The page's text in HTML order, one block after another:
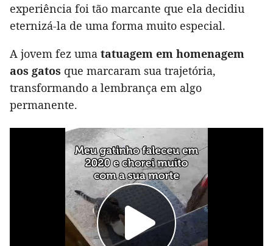
experiência foi tão marcante que ela decidiu
eternizá-la de uma forma muito especial.
A jovem fez uma tatuagem em homenagem
aos gatos que marcaram sua trajetória,
transformando a lembrança em algo
permanente.